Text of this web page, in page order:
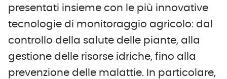
presentati insieme con le più innovative
tecnologie di monitoraggio agricolo: dal
controllo della salute delle piante, alla
gestione delle risorse idriche, fino alla
prevenzione delle malattie. In particolare,